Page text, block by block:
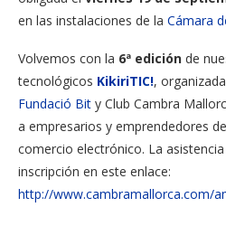
en las instalaciones de la Cámara
Volvemos con la 6ª edición de
tecnológicos KikiriTIC!,
Fundació Bit y Club Cambra
a empresarios y emprendedores
comercio electrónico. La asistencia
inscripción en este enlace:
http://www.cambramallorca.com/